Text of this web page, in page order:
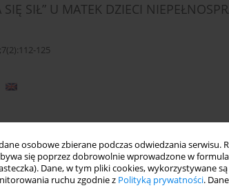
osobowe zbierane podczas odwiedzania
się poprzez dobrowolnie wprowadzone w
Dane, w tym pliki cookies, wykorzystywane
ruchu zgodnie z Polityką prywatności.
SIŁ” U MATEK DZIECI
125